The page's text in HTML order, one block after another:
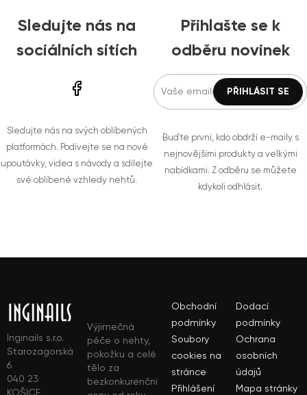
Sledujte nás na
sociálních sítích
Sledujte nás na svých oblíbených
platformách. Podívejte se na nové
upoutávky, videa s návody a sdílejte
své oblíbené vzhledy nehtů.
Přihlašte se k
odběru novinek
Buďte první, kdo obdrží e-maily s
nejnovějšími produkty a velkými
nabídkami. Z odběru se můžete
kdykoli odhlásit.
Inginails s.r.o.
Starozagorská
6
040 23
KOŠICE
Výjimečná
péče o nehty,
pokožku a celé
tělo za
bezkonkurenční
Obchodní
podmínky
Dodací
podmínky
Soubory
cookies na
stránce
Ochrana
osobních
údajů
Přihlášení
Mapa stránky